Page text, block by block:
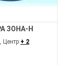
ЗОНА-Н
Центр + 2